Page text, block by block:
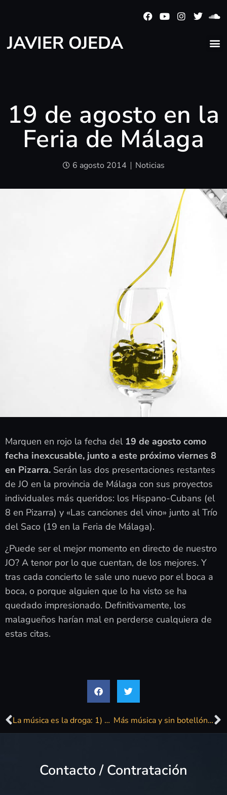
JAVIER OJEDA
19 de agosto en la
Feria de Málaga
6 agosto 2014 Noticias
Marquen en rojo la fecha del 19 de agosto como
fecha inexcusable, junto a este próximo viernes 8
en Pizarra. Serán las dos presentaciones restantes
de JO en la provincia de Málaga con sus proyectos
individuales más queridos: los Hispano-Cubans (el
8 en Pizarra) y «Las canciones del vino» junto al Trío
del Saco (19 en la Feria de Málaga).
¿Puede ser el mejor momento en directo de nuestro
JO? A tenor por lo que cuentan, de los mejores. Y
tras cada concierto le sale uno nuevo por el boca a
boca, o porque alguien que lo ha visto se ha
quedado impresionado. Definitivamente, los
malagueños harían mal en perderse cualquiera de
estas citas.
La música es la droga: 1) Divas clásicas y modernas Más música y sin botellón en el Centro
Contacto / Contratación